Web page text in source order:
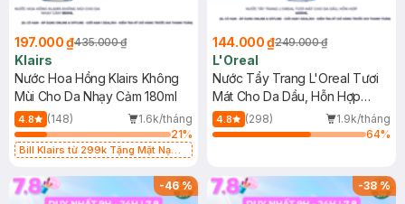
197.000 ₫435.000 ₫
Klairs
Nước Hoa Hồng Klairs Không
Mùi Cho Da Nhạy Cảm 180ml
4.8 (148)
1.6k/tháng
21%
Bill Klairs từ 299k Tặng Mặt Nạ
25ml (SL Có Hạn)
144.000 ₫249.000 ₫
L'Oreal
Nước Tẩy Trang L'Oreal Tươi
Mát Cho Da Dầu, Hỗn Hợp
400ml
4.8 (298)
1.9k/tháng
64%
-46% -38%